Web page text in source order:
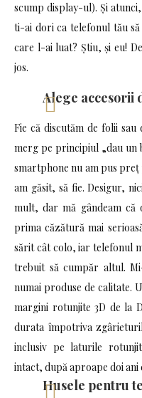
scump display-ul). Și
ti-ai dori ca telefonul tău
care l-ai luat? Știu, și eu!
jos.
Alege accesorii
Fie că discutăm de folii sau
merg pe principiul „dau un
smartphone nu am pus preț
am găsit, să fie. Desigur,
mult, dar mă gândeam
prima căzătură mai
sărit cât colo, iar telefonul
trebuit să cumpăr altul.
numai produse de calitate.
margini rotunjite 3D de la
durata împotriva
inclusiv pe laturile
intact, după aproape doi ani
Husele pentru